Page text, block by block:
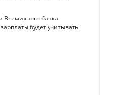
Всемирного банка
будет учитывать